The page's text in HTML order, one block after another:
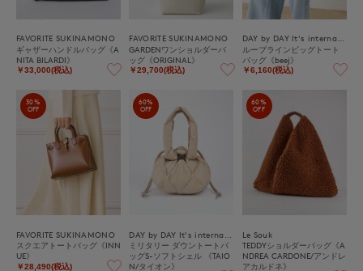
FAVORITE SUKINAMONO
ギャザーハンドルバッグ《A
NITA BILARDI》
￥33,000(税込)
FAVORITE SUKINAMONO
GARDENワンショルダーバ
ッグ《ORIGINAL》
￥29,700(税込)
ループラインビッグトート
バッグ《beej》
￥6,160(税込)
30%
OFF
FAVORITE SUKINAMONO
スクエアトートバッグ《INN
UE》
￥28,490(税込)
60%
OFF
ミリタリー ダウントートバ
ッグS-ソフトシェル 《TAIO
N/タイオン》
60%
OFF
Le Souk
TEDDYショルダーバッグ《A
NDREA CARDONE/アンドレ
アカルドネ》